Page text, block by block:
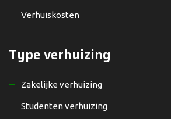
Verhuiskosten
Type verhuizing
Zakelijke verhuizing
Studenten verhuizing